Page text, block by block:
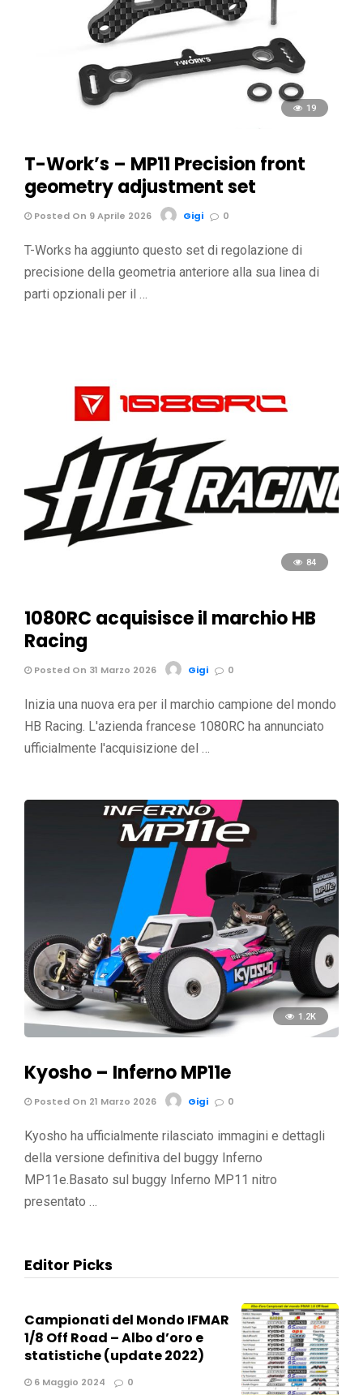
19
T-Work’s – MP11 Precision front
geometry adjustment set
Posted On 9 Aprile 2026 Gigi 0
T-Works ha aggiunto questo set di regolazione di
precisione della geometria anteriore alla sua linea di
parti opzionali per il …
84
1080RC acquisisce il marchio HB
Racing
Posted On 31 Marzo 2026 Gigi 0
Inizia una nuova era per il marchio campione del mondo
HB Racing. L'azienda francese 1080RC ha annunciato
ufficialmente l'acquisizione del …
1.2K
Kyosho – Inferno MP11e
Posted On 21 Marzo 2026 Gigi 0
Kyosho ha ufficialmente rilasciato immagini e dettagli
della versione definitiva del buggy Inferno
MP11e.Basato sul buggy Inferno MP11 nitro
presentato …
Editor Picks
Campionati del Mondo IFMAR
1/8 Off Road – Albo d’oro e
statistiche (update 2022)
6 Maggio 2024 0